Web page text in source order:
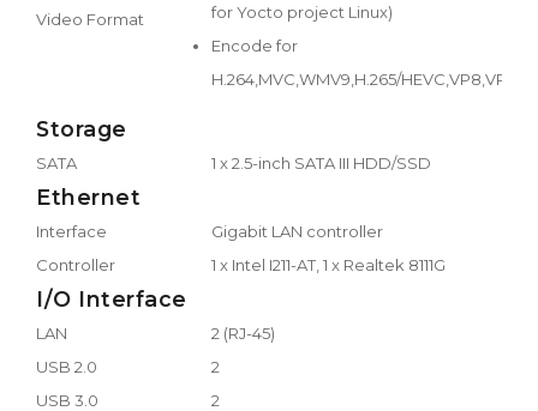
Video Format
for Yocto project Linux)
Encode for
H.264,MVC,WMV9,H.265/
Storage
SATA 1 x 2.5-inch SATA III HDD/SSD
Ethernet
Interface
Gigabit LAN controller
Controller
1 x Intel I211-AT, 1 x Realtek 8111G
I/O Interface
LAN
2 (RJ-45)
USB 2.0
2
USB 3.0
2